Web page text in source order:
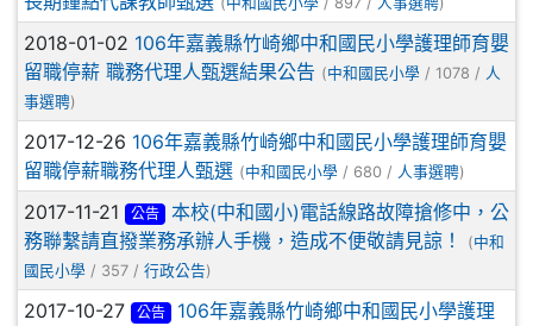
2018-01-02 106年嘉義縣竹崎鄉中和國民小學護理師育嬰
留職停薪 職務代理人甄選結果公告 (中和國民小學 / 1078 / 人
事選聘)
2017-12-26 106年嘉義縣竹崎鄉中和國民小學護理師育嬰
留職停薪職務代理人甄選 (中和國民小學 / 680 / 人事選聘)
2017-11-21 公告
本校(中和國小)電話線路故障搶修中，公
務聯繫請直撥業務承辦人手機，造成不便敬請見諒！
(中和
國民小學 / 357 / 行政公告)
2017-10-27 公告
106年嘉義縣竹崎鄉中和國民小學護理